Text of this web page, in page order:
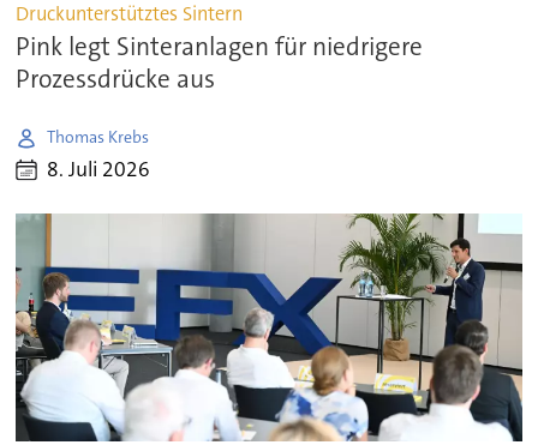
Druckunterstütztes Sintern
Pink legt Sinteranlagen für niedrigere
Prozessdrücke aus
Thomas Krebs
8. Juli 2026